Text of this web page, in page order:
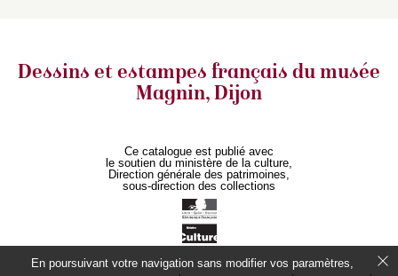
Dessins et estampes français du musée
Magnin, Dijon
Ce catalogue est publié avec
le soutien du ministère de la culture,
Direction générale des patrimoines,
sous-direction des collections
En poursuivant votre navigation sans modifier vos paramètres,